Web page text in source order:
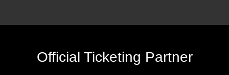
Official Ticketing Partner